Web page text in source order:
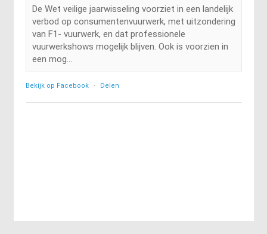
De Wet veilige jaarwisseling voorziet in een landelijk
verbod op consumentenvuurwerk, met uitzondering
van F1- vuurwerk, en dat professionele
vuurwerkshows mogelijk blijven. Ook is voorzien in
een mog...
Bekijk op Facebook · Delen